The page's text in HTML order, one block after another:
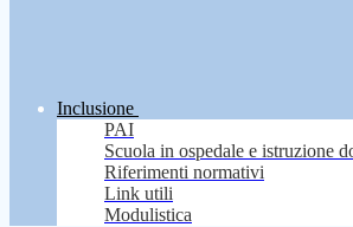
Inclusione
PAI
Scuola in ospedale e istruzione
Riferimenti normativi
Link utili
Modulistica